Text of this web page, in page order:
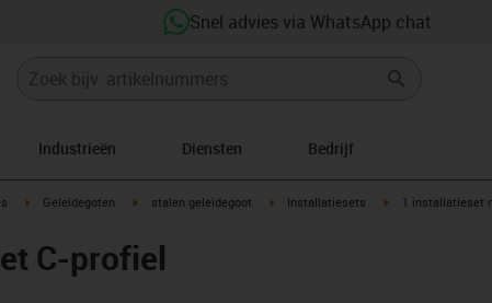
Snel advies via WhatsApp chat
Industrieën Diensten Bedrijf
right igus-icon-arrow-right
Geleidegoten igus-icon-arrow-right
stalen geleidegoot igus-icon-arrow-right
Installatiesets igus-icon-arrow-
1 installatieset
C-profiel